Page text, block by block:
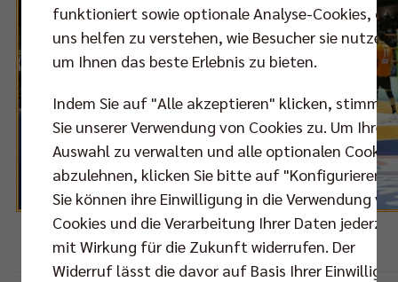
Foto:Eckhard Herfet
funktioniert sowie optionale Analyse-Cookies, die
uns helfen zu verstehen, wie Besucher sie nutzen,
um Ihnen das beste Erlebnis zu bieten.
Indem Sie auf "Alle akzeptieren" klicken, stimmen
Sie unserer Verwendung von Cookies zu. Um Ihre
Auswahl zu verwalten und alle optionalen Cookies
abzulehnen, klicken Sie bitte auf "Konfigurieren".
Sie können ihre Einwilligung in die Verwendung
Cookies und die Verarbeitung Ihrer Daten
mit Wirkung für die Zukunft widerrufen. Der
Widerruf lässt die davor auf Basis Ihrer